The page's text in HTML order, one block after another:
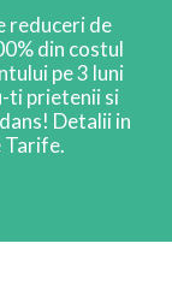
reduceri de
din costul
pe 3 luni
ti prietenii si
Detalii in
Tarife.